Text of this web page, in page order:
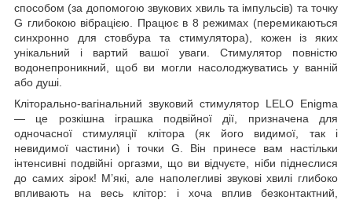
способом (за допомогою звукових хвиль та імпульсів) та точку
G глибокою вібрацією. Працює в 8 режимах (перемикаються
синхронно для стовбура та стимулятора), кожен із яких
унікальний і вартий вашої уваги. Стимулятор повністю
водонепроникний, щоб ви могли насолоджуватись у ванній
або душі.
Кліторально-вагінальний звуковий стимулятор LELO Enigma
— це розкішна іграшка подвійної дії, призначена для
одночасної стимуляції клітора (як його видимої, так і
невидимої частини) і точки G. Він принесе вам настільки
інтенсивні подвійні оргазми, що ви відчуєте, ніби піднеслися
до самих зірок! М’які, але наполегливі звукові хвилі глибоко
впливають на весь клітор: і хоча вплив безконтактний,